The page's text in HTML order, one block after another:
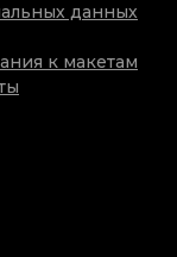
данных
к макетам